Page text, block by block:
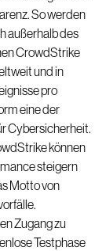
So werden
außerhalb des
CrowdStrike
und in
pro
eine der
Cybersicherheit.
können
steigern
Motto von
Zugang zu
Testphase